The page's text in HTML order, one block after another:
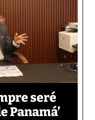
seré
Panamá’